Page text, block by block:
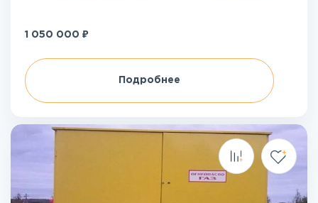
1 050 000 ₽
Подробнее